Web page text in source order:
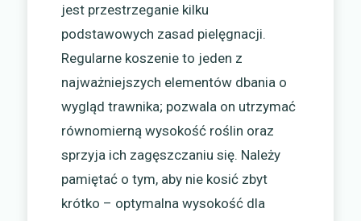
jest przestrzeganie kilku
podstawowych zasad pielęgnacji.
Regularne koszenie to jeden z
najważniejszych elementów dbania o
wygląd trawnika; pozwala on utrzymać
równomierną wysokość roślin oraz
sprzyja ich zagęszczaniu się. Należy
pamiętać o tym, aby nie kosić zbyt
krótko – optymalna wysokość dla